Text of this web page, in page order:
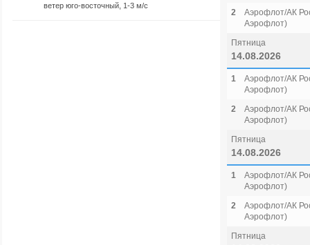
ветер юго-восточный, 1-3 м/с
2
Аэрофлот/АК
Аэрофлот)
Пятница
14.08.2026
1
Аэрофлот/АК
Аэрофлот)
2
Аэрофлот/АК
Аэрофлот)
Пятница
14.08.2026
1
Аэрофлот/АК
Аэрофлот)
2
Аэрофлот/АК
Аэрофлот)
Пятница